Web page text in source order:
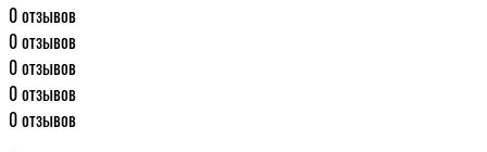
0 отзывов
0 отзывов
0 отзывов
0 отзывов
0 отзывов